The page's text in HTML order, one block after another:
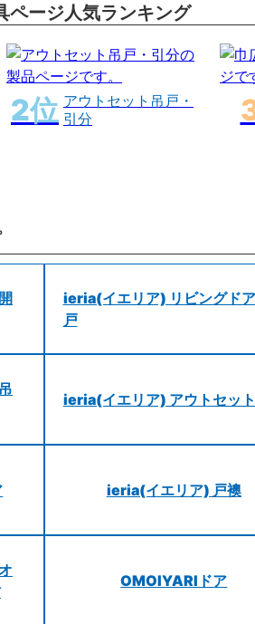
ページ人気ランキング
アウトセット吊戸・
引分
ieria(イエリア) リビングド
戸
ieria(イエリア) アウトセッ
ieria(イエリア) 戸襖
OMOIYARIドア